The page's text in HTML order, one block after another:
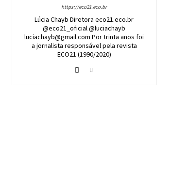
https://eco21.eco.br
Lúcia Chayb Diretora eco21.eco.br
@eco21_oficial @luciachayb
luciachayb@gmail.com Por trinta anos foi
a jornalista responsável pela revista
ECO21 (1990/2020)